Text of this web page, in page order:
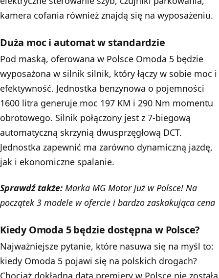
kamera cofania również znajdą się na wyposażeniu.
Duża moc i automat w standardzie
Pod maską, oferowana w Polsce Omoda 5 będzie
wyposażona w silnik silnik, który łączy w sobie moc i
efektywność. Jednostka benzynowa o pojemności
1600 litra generuje moc 197 KM i 290 Nm momentu
obrotowego. Silnik połączony jest z 7-biegową
automatyczną skrzynią dwusprzęgłową DCT.
Jednostka zapewnić ma zarówno dynamiczną jazdę,
jak i ekonomiczne spalanie.
Sprawdź także: Marka MG Motor już w Polsce! Na
początek 3 modele w ofercie i bardzo zaskakująca cena
Kiedy Omoda 5 będzie dostępna w Polsce?
Najważniejsze pytanie, które nasuwa się na myśl to:
kiedy Omoda 5 pojawi się na polskich drogach?
Chociaż dokładna data premiery w Polsce nie została